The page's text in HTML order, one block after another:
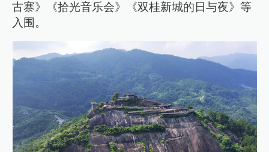
古寨》《拾光音乐会》《双桂新城的日与夜》等
入围。